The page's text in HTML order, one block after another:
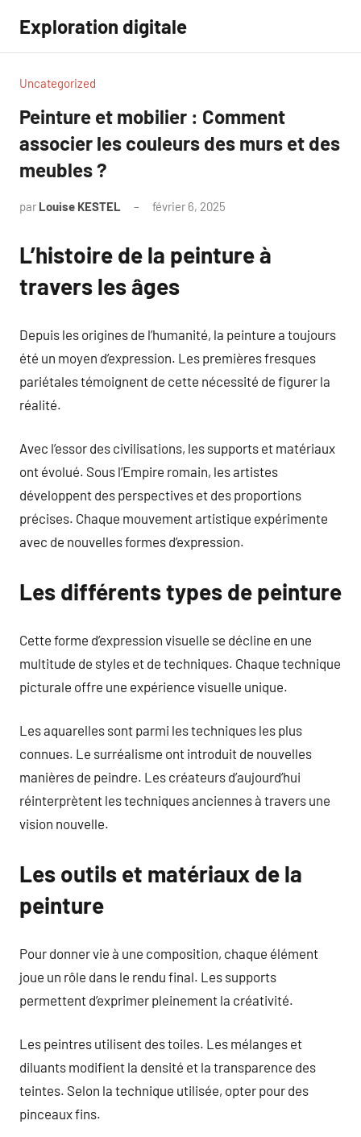
contenu
Exploration digitale
Uncategorized
Peinture et mobilier : Comment
associer les couleurs des murs et des
meubles ?
par Louise KESTEL février 6, 2025
L’histoire de la peinture à
travers les âges
Depuis les origines de l’humanité, la peinture a toujours
été un moyen d’expression. Les premières fresques
pariétales témoignent de cette nécessité de figurer la
réalité.
Avec l’essor des civilisations, les supports et matériaux
ont évolué. Sous l’Empire romain, les artistes
développent des perspectives et des proportions
précises. Chaque mouvement artistique expérimente
avec de nouvelles formes d’expression.
Les différents types de peinture
Cette forme d’expression visuelle se décline en une
multitude de styles et de techniques. Chaque technique
picturale offre une expérience visuelle unique.
Les aquarelles sont parmi les techniques les plus
connues. Le surréalisme ont introduit de nouvelles
manières de peindre. Les créateurs d’aujourd’hui
réinterprètent les techniques anciennes à travers une
vision nouvelle.
Les outils et matériaux de la
peinture
Pour donner vie à une composition, chaque élément
joue un rôle dans le rendu final. Les supports
permettent d’exprimer pleinement la créativité.
Les peintres utilisent des toiles. Les mélanges et
diluants modifient la densité et la transparence des
teintes. Selon la technique utilisée, opter pour des
pinceaux fins.